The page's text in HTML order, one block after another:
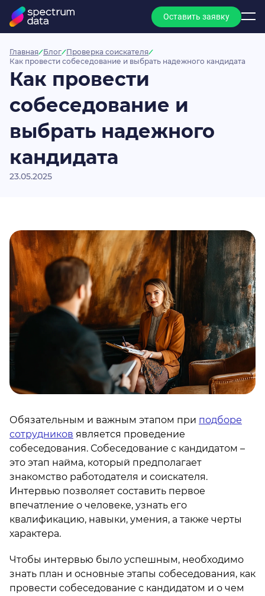
Оставить заявку
Главная Блог Проверка соискателя
Как провести собеседование и выбрать надежного кандидата
Как провести
собеседование и
выбрать надежного
кандидата
23.05.2025
Обязательным и важным этапом при подборе
сотрудников является проведение
собеседования. Собеседование с кандидатом –
это этап найма, который предполагает
знакомство работодателя и соискателя.
Интервью позволяет составить первое
впечатление о человеке, узнать его
квалификацию, навыки, умения, а также черты
характера.
Чтобы интервью было успешным, необходимо
знать план и основные этапы собеседования, как
провести собеседование с кандидатом и о чем